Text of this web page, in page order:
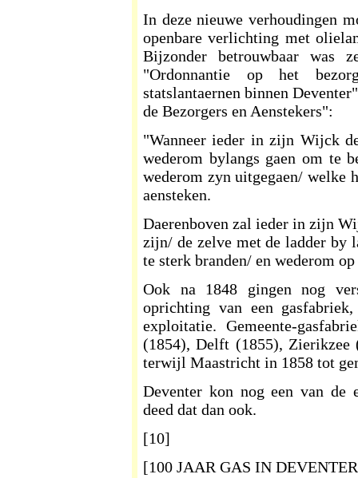
In deze nieuwe verhoudingen
openbare verlichting met
Bijzonder betrouwbaar was
"Ordonnantie op het
statslantaernen binnen
de Bezorgers en Aenstekers":
"Wanneer ieder in zijn Wijck
wederom bylangs gaen om te
wederom zyn uitgegaen/ welke
aensteken.
Daerenboven zal ieder in zijn
zijn/ de zelve met de ladder by
te sterk branden/ en wederom
Ook na 1848 gingen nog
oprichting van een
exploitatie. Gemeente-
(1854), Delft (1855), Zierikzee
terwijl Maastricht in 1858 tot
Deventer kon nog een van de
deed dat dan ook.
[10]
[100 JAAR GAS IN